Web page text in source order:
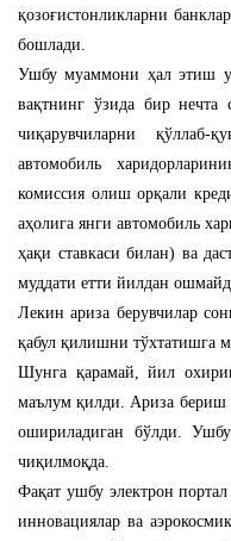
қозоғистонликларни
бошлади.
Ушбу муаммони ҳал этиш
вақтнинг ўзида бир
чиқарувчиларни қўллаб-
автомобиль
комиссия олиш орқали
аҳолига янги автомобиль
ҳақи ставкаси билан) ва
муддати етти йилдан
Лекин ариза берувчилар
қабул қилишни тўхтатишга
Шунга қарамай, йил
маълум қилди. Ариза бериш
ошириладиган бўлди.
чиқилмоқда.
Фақат ушбу электрон
инновациялар ва